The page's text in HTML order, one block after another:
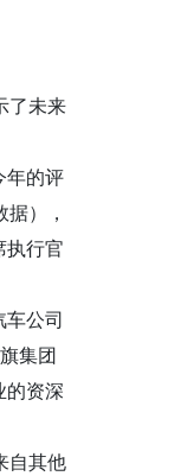
了未来
年的评
），
执行官
公司
集团
的资深
自其他